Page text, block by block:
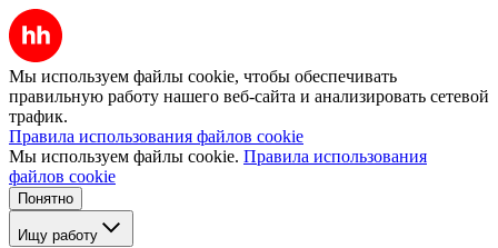
Мы используем файлы cookie, чтобы обеспечивать
правильную работу нашего веб-сайта и анализировать сетевой
трафик.
Правила использования файлов cookie
Мы используем файлы cookie. Правила использования
файлов cookie
Понятно
Ищу работу